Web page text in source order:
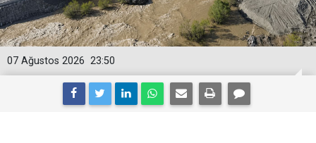
23:50
07 Ağustos 2026